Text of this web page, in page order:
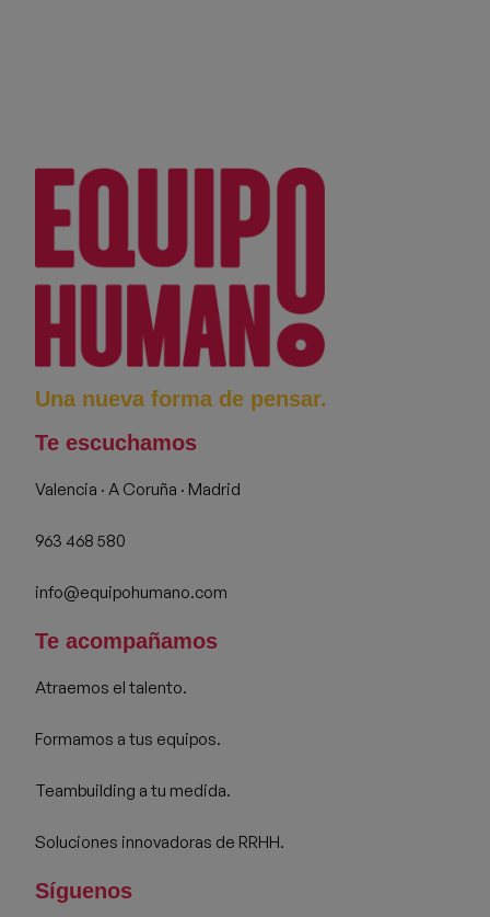
Una nueva forma de pensar.
Te escuchamos
Valencia · A Coruña · Madrid
963 468 580
info@equipohumano.com
Te acompañamos
Atraemos el talento.
Formamos a tus equipos.
Teambuilding a tu medida.
Soluciones innovadoras de RRHH.
Síguenos